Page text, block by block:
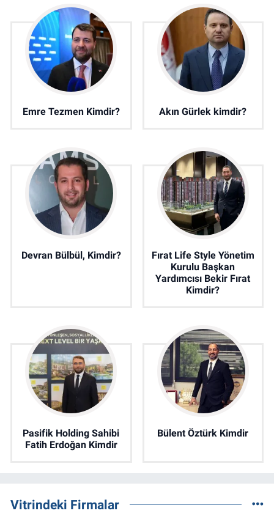
Emre Tezmen Kimdir? Akın Gürlek kimdir?
Devran Bülbül, Kimdir?
Fırat Life Style Yönetim
Kurulu Başkan
Yardımcısı Bekir Fırat
Kimdir?
Pasifik Holding Sahibi
Fatih Erdoğan Kimdir
Bülent Öztürk Kimdir
Vitrindeki Firmalar